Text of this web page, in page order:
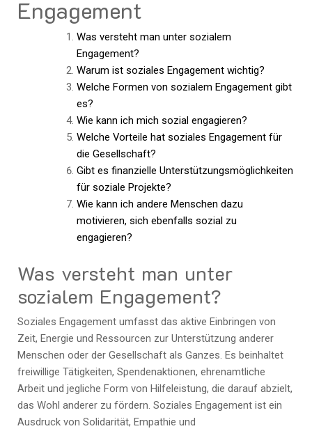
Engagement
Was versteht man unter sozialem
Engagement?
Warum ist soziales Engagement wichtig?
Welche Formen von sozialem Engagement gibt
es?
Wie kann ich mich sozial engagieren?
Welche Vorteile hat soziales Engagement für
die Gesellschaft?
Gibt es finanzielle Unterstützungsmöglichkeiten
für soziale Projekte?
Wie kann ich andere Menschen dazu
motivieren, sich ebenfalls sozial zu
engagieren?
Was versteht man unter
sozialem Engagement?
Soziales Engagement umfasst das aktive Einbringen von
Zeit, Energie und Ressourcen zur Unterstützung anderer
Menschen oder der Gesellschaft als Ganzes. Es beinhaltet
freiwillige Tätigkeiten, Spendenaktionen, ehrenamtliche
Arbeit und jegliche Form von Hilfeleistung, die darauf abzielt,
das Wohl anderer zu fördern. Soziales Engagement ist ein
Ausdruck von Solidarität, Empathie und